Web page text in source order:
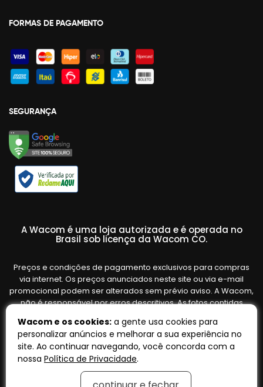
FORMAS DE PAGAMENTO
SEGURANÇA
A Wacom é uma loja autorizada e é operada no
Brasil sob licença da Wacom CO.
Preços e condições de pagamento exclusivos para compras
via internet. Os preços anunciados neste site ou via e-mail
promocional podem ser alterados sem prévio aviso. A Wacom,
não é responsável por erros descritivos. As fotos contidas
variar de acordo com o fornecedor/lote do fabricante. Ofertas
válidas até o término de nossos estoques. Vendas sujeitas à
análise e confirmação de dados.
Wacom e os cookies: a gente usa cookies para
personalizar anúncios e melhorar a sua experiência no
site. Ao continuar navegando, você concorda com a
nossa Política de Privacidade.